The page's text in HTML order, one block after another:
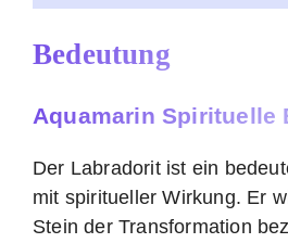
Bedeutung
Aquamarin Spirituelle
Der Labradorit ist ein
mit spiritueller Wirkung. Er
Stein der Transformation